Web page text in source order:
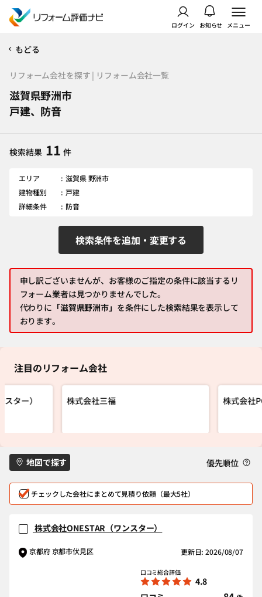
ログイン お知らせ メニュー
もどる
リフォーム会社を探す | リフォーム会社一覧
滋賀県野洲市
戸建、防音
検索結果 11 件
エリア
滋賀県 野洲市
建物種別
戸建
詳細条件
防音
検索条件を追加・変更する
申し訳ございませんが、お客様のご指定の条件に該当するリ
フォーム業者は見つかりませんでした。
代わりに 「滋賀県野洲市」 を条件にした検索結果を表示して
おります。
注目のリフォーム会社
ター） 株式会社三福 株式会社
地図で探す 優先順位
チェックした会社にまとめて見積り依頼（最大5社）
株式会社ONESTAR（ワンスター）
京都府 京都市伏見区 更新日: 2026/08/07
口コミ総合評価
4.8